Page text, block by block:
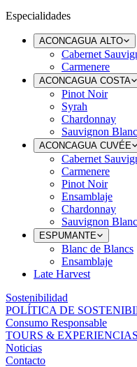
Especialidades
ACONCAGUA ALTO
Cabernet
Carmenere
ACONCAGUA COSTA
Pinot Noir
Syrah
Chardonnay
Sauvignon Blanc
ACONCAGUA CUVÉE
Cabernet
Carmenere
Pinot Noir
Ensamblaje
Chardonnay
Sauvignon Blanc
ESPUMANTE
Blanc de Blancs
Ensamblaje
Late Harvest
Sostenibilidad
POLÍTICA DE
Consumo Responsable
TOURS & EXPERIENCIAS
Noticias
Contacto